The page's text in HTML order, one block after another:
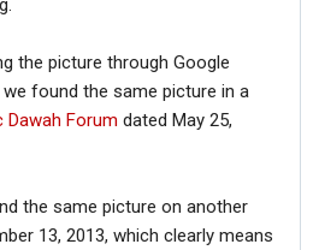
the picture through Google
found the same picture in a
Dawah Forum dated May 25,
the same picture on another
13, 2013, which clearly means